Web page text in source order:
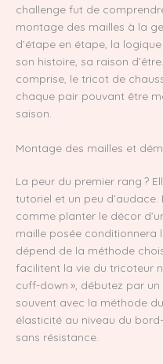
challenge fut de
montage des mailles à la
d’étape en étape, la
son histoire, sa raison
comprise, le tricot de
chaque pair pouvant être
saison.
Montage des mailles et
La peur du premier rang ?
tutoriel et un peu d’audace.
comme planter le décor
maille posée conditionnera
dépend de la méthode
facilitent la vie du tricoteur
cuff-down », débutez par
souvent avec la méthode
élasticité au niveau du
sans résistance.